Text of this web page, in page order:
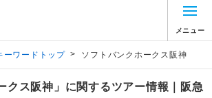
メニュー
ーワードトップ > ソフトバンクホークス阪神
クス阪神」に関するツアー情報｜阪急